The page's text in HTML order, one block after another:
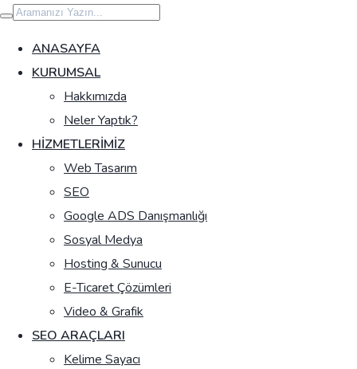
İçeriğe
geç
ANASAYFA
KURUMSAL
Hakkımızda
Neler Yaptık?
HIZMETLERIMIZ
Web Tasarım
SEO
Google ADS Danışmanlığı
Sosyal Medya
Hosting & Sunucu
E-Ticaret Çözümleri
Video & Grafik
SEO ARAÇLARI
Kelime Sayacı